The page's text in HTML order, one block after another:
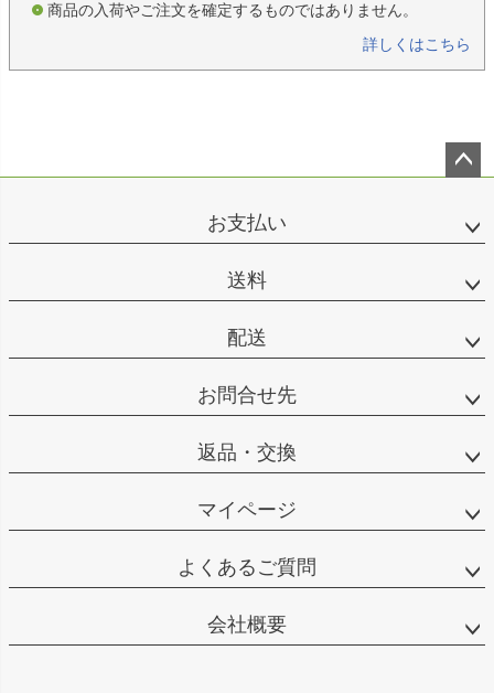
商品の入荷やご注文を確定するものではありません。
詳しくはこちら
お支払い
送料
配送
お問合せ先
返品・交換
マイページ
よくあるご質問
会社概要
ップ